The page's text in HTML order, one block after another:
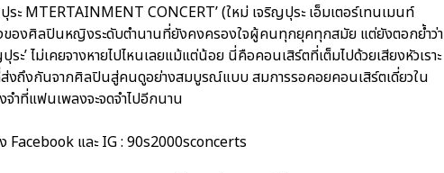
ระ MTERTAINMENT CONCERT’ (ใหม่ เจริญปุระ เอ็มเตอร์เทนเมนท์
ของศิลปินหญิงระดับตำนานที่ยังคงครองใจผู้คนทุกยุคทุกสมัย แต่ยังตอกย้ำว่า
’ ไม่เคยจางหายไปไหนเลยแม้แต่น้อย นี่คือคอนเสิร์ตที่เต็มไปด้วยเสียงหัวเราะ
ส่งถึงกันจากศิลปินสู่คนดูอย่างสมบูรณ์แบบ สมการรอคอยคอนเสิร์ตเดี่ยวใน
ำที่แฟนเพลงจะจดจำไปอีกนาน
ง Facebook และ IG : 90s2000sconcerts